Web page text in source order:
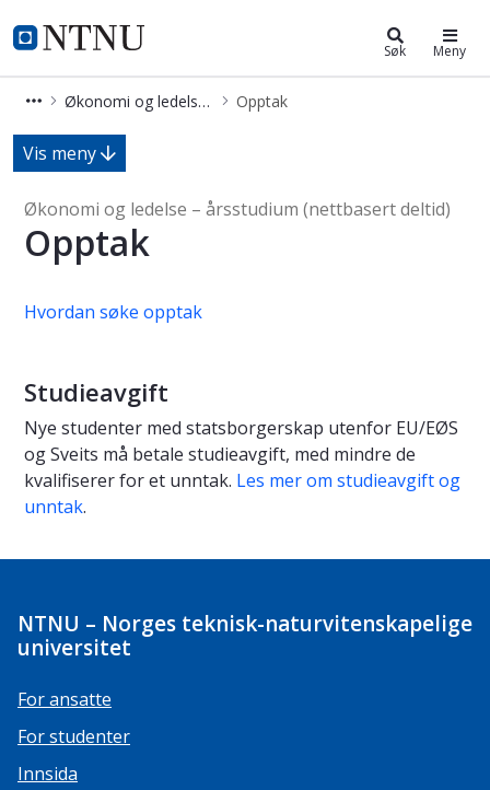
NTNU Hjemmeside
Økonomi og ledelse – årsstudium
Søk Meny
Økonomi og ledelse – årsstudium (nettbasert deltid) (ÅRØKLEDF) Opptak
Opptak - Økonomi og ledelse –
Vis meny
Økonomi og ledelse – årsstudium (nettbasert deltid)
Opptak
Hvordan søke opptak
Studieavgift
Nye studenter med statsborgerskap utenfor EU/EØS
og Sveits må betale studieavgift, med mindre de
kvalifiserer for et unntak. Les mer om studieavgift og
unntak.
NTNU – Norges teknisk-naturvitenskapelige
universitet
For ansatte
For studenter
Innsida